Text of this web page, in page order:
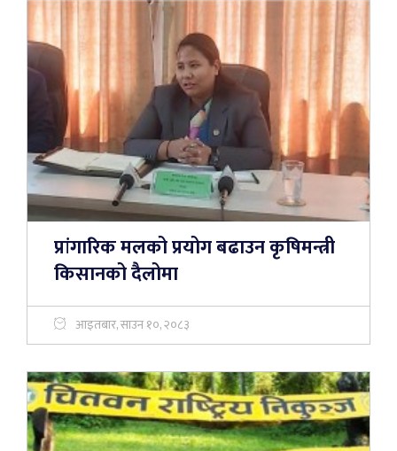
प्रांगारिक मलको प्रयोग बढाउन कृषिमन्त्री
किसानको दैलोमा
आइतबार, साउन १०, २०८३